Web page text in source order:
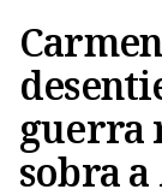
guerra
sobra